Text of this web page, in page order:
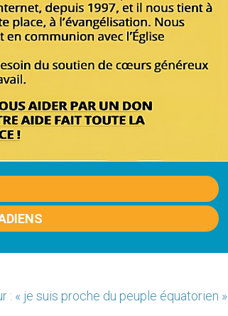
: « je suis proche du peuple équatorien »